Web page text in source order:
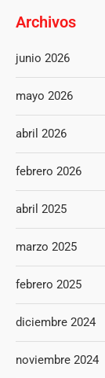
Archivos
junio 2026
mayo 2026
abril 2026
febrero 2026
abril 2025
marzo 2025
febrero 2025
diciembre 2024
noviembre 2024